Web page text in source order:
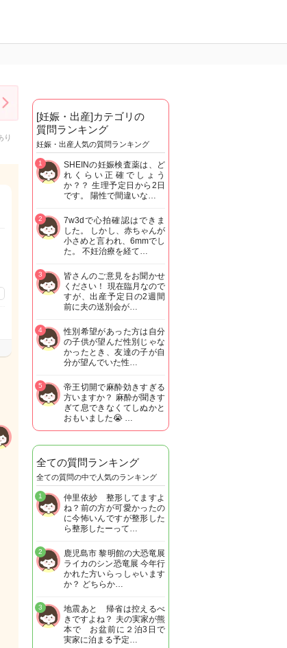
り
[妊娠・出産]カテゴリの
質問ランキング
妊娠・出産人気の質問ランキング
SHEINの妊娠検査薬は、ど
れくらい正確でしょう
か？？ 生理予定日から2日
です。 陽性で間違いな…
1
7w3dで心拍確認はできま
した。 しかし、赤ちゃんが
小さめと言われ、6mmでし
た。 不妊治療を経て…
2
皆さんのご意見をお聞かせ
ください！ 現在臨月なので
すが、出産予定日の2週間
前に夫の送別会が…
3
性別希望があった方は自分
の子供が望んだ性別じゃな
かったとき、友達の子が自
分が望んでいた性…
4
帝王切開で麻酔効きすぎる
方いますか？ 麻酔が聞きす
ぎて息できなくてしぬかと
おもいました😭 …
5
全ての質問ランキング
全ての質問の中で人気のランキング
仲里依紗 整形してますよ
ね？前の方が可愛かったの
に今怖いんですが整形した
ら整形したーって…
1
鹿児島市 黎明館の大恐竜展
ライカのシン恐竜展 今年行
かれた方いらっしゃいます
か？ どちらか…
2
地震あと 帰省は控えるべ
きですよね？ 夫の実家が熊
本で お盆前に２泊3日で
実家に泊まる予定…
3